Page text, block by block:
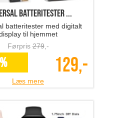
batteritester ...
batteritester med digitalt
til hjemmet
Førpris279,-
129,-
Læs mere